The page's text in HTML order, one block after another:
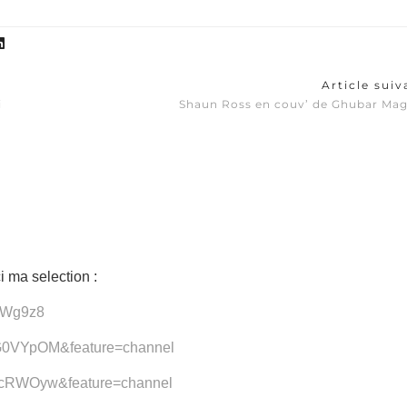
Article
Shaun Ross en couv’ de Ghubar
ma selection :